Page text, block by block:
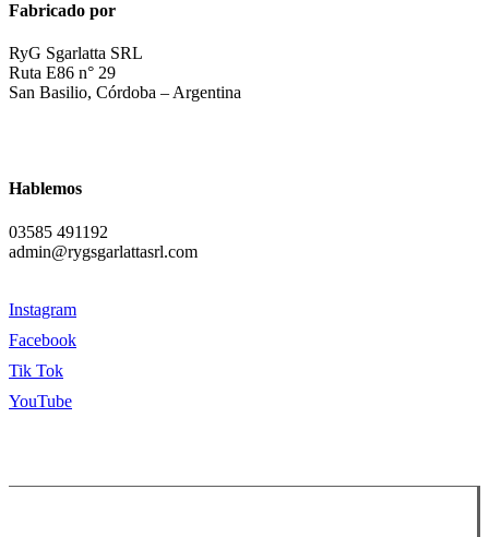
Fabricado por
RyG Sgarlatta SRL
Ruta E86 n° 29
San Basilio, Córdoba – Argentina
Hablemos
03585 491192
admin@rygsgarlattasrl.com
Instagram
Facebook
Tik Tok
YouTube